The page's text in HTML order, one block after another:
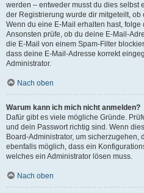
werden – entweder musst du dies selbst
der Registrierung wurde dir mitgeteilt,
Wenn du eine E-Mail erhalten hast,
Ansonsten prüfe, ob du deine E-Mail-
die E-Mail von einem Spam-Filter
dass deine E-Mail-Adresse korrekt
Administrator.
Nach oben
Warum kann ich mich nicht anmelden?
Dafür gibt es viele mögliche Gründe.
und dein Passwort richtig sind. Wenn
Board-Administrator, um sicherzugehen,
ebenfalls möglich, dass ein
welches ein Administrator lösen muss.
Nach oben